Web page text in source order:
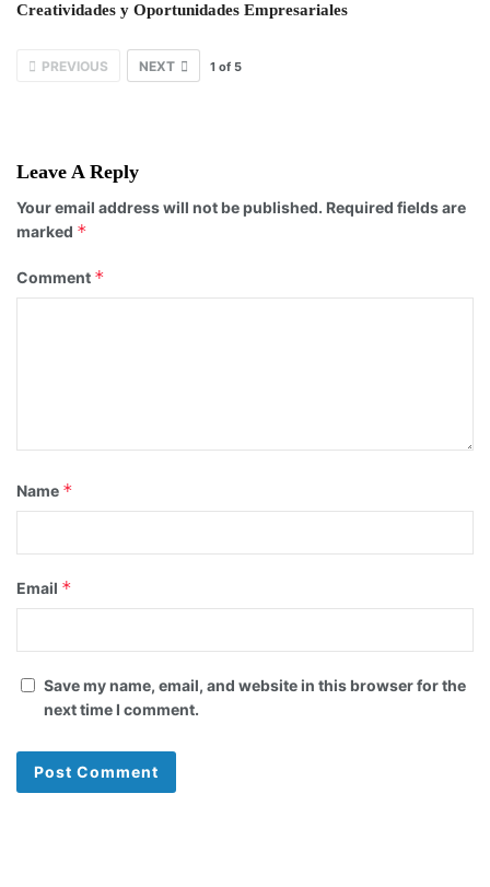
Creatividades y Oportunidades Empresariales
PREVIOUS NEXT 1 of 5
Leave A Reply
Your email address will not be published. Required fields are
marked *
Comment *
Name *
Email *
Save my name, email, and website in this browser for the
next time I comment.